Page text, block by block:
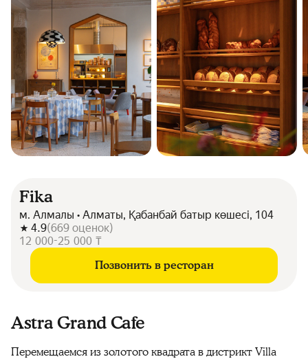
Fika
м. Алмалы • Алматы, Қабанбай батыр көшесі, 104
4.9(669 оценок)
12 000-25 000 ₸
Позвонить в ресторан
Astra Grand Cafe
Перемещаемся из золотого квадрата в дистрикт Villa